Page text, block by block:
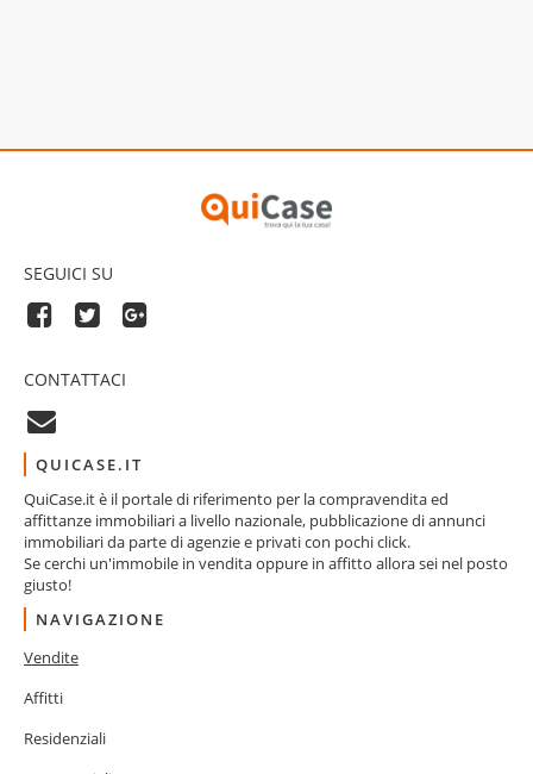
SEGUICI SU
CONTATTACI
QUICASE.IT
QuiCase.it è il portale di riferimento per la compravendita ed
affittanze immobiliari a livello nazionale, pubblicazione di annunci
immobiliari da parte di agenzie e privati con pochi click.
Se cerchi un'immobile in vendita oppure in affitto allora sei nel posto
giusto!
NAVIGAZIONE
Vendite
Affitti
Residenziali